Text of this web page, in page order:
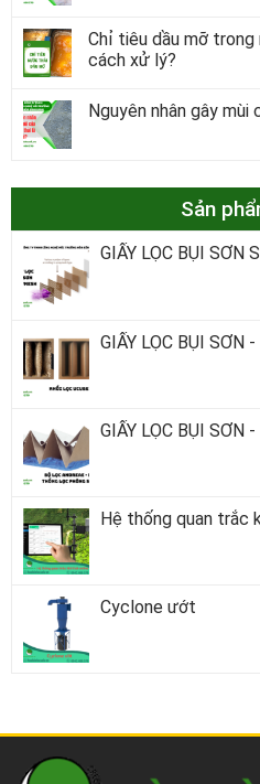
Chỉ tiêu dầu mỡ trong
cách xử lý?
Nguyên nhân gây mùi
Sản
GIẤY LỌC BỤI SƠN
GIẤY LỌC BỤI SƠN
GIẤY LỌC BỤI SƠN
Hệ thống quan trắc
Cyclone ướt